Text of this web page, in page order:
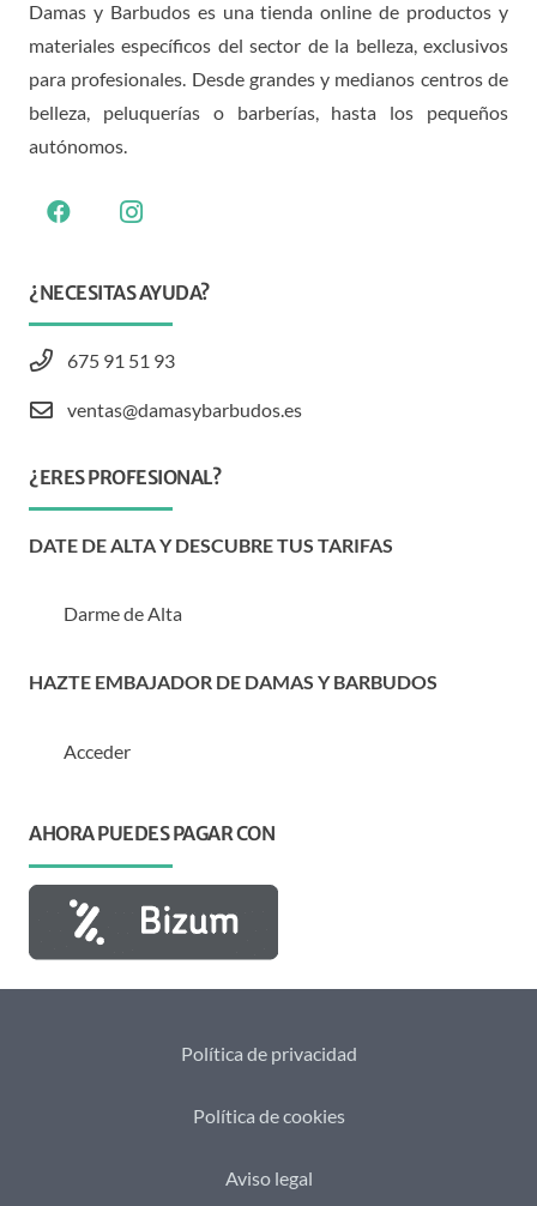
Damas y Barbudos es una tienda online de productos y
materiales específicos del sector de la belleza, exclusivos
para profesionales. Desde grandes y medianos centros de
belleza, peluquerías o barberías, hasta los pequeños
autónomos.
¿NECESITAS AYUDA?
675 91 51 93
ventas@damasybarbudos.es
¿ERES PROFESIONAL?
DATE DE ALTA Y DESCUBRE TUS TARIFAS
Darme de Alta
HAZTE EMBAJADOR DE DAMAS Y BARBUDOS
Acceder
AHORA PUEDES PAGAR CON
Política de privacidad
Política de cookies
Aviso legal